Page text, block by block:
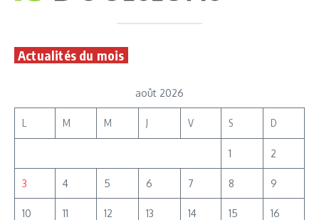
Actualités du mois
août 2026
L M M J V S D
1 2
3 4 5 6 7 8 9
10 11 12 13 14 15 16